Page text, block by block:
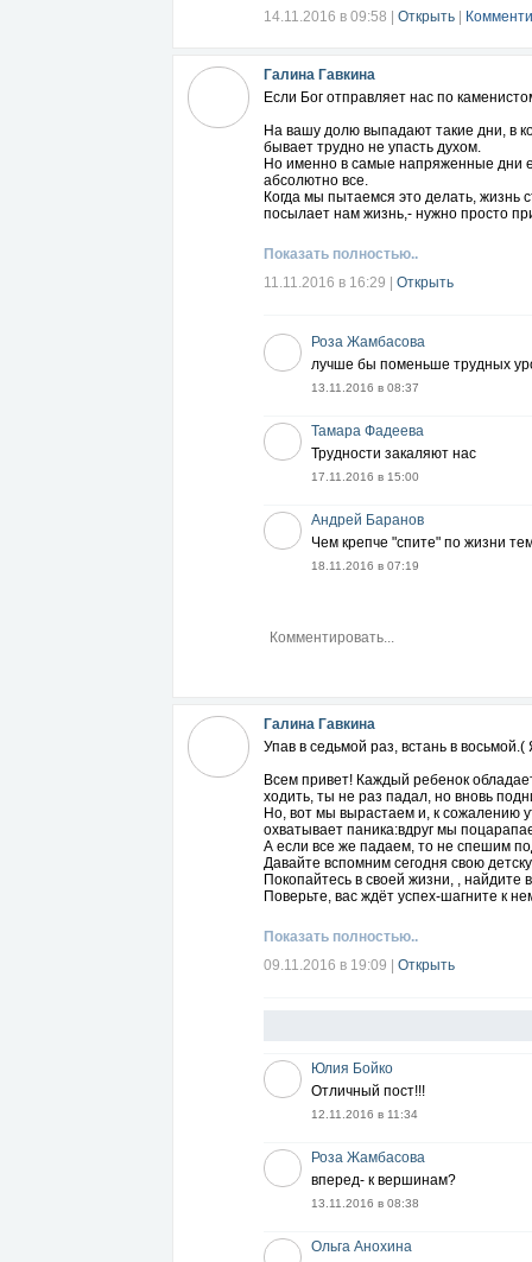
14.11.2016 в 09:58
Открыть
Галина Гавкина
Если Бог отправляет нас по
На вашу долю выпадают такие дни, в
бывает трудно не упасть духом.
Но именно в самые напряженные дни
абсолютно все.
Когда мы пытаемся это делать, жизнь
посылает нам жизнь,- нужно просто
Показать полностью..
11.11.2016 в 16:29
Открыть
Роза Жамбасова
лучше бы поменьше трудных
13.11.2016 в 08:37
Тамара Фадеева
Трудности закаляют нас
17.11.2016 в 15:00
Андрей Баранов
Чем крепче "спите" по жизни
18.11.2016 в 07:19
Галина Гавкина
Упав в седьмой раз, встань в
Всем привет! Каждый ребенок
ходить, ты не раз падал, но вновь
Но, вот мы вырастаем и, к сожалению
охватывает паника:вдруг мы
А если все же падаем, то не спешим
Давайте вспомним сегодня свою
Покопайтесь в своей жизни, , найдите
Поверьте, вас ждёт успех-шагните к
Показать полностью..
09.11.2016 в 19:09
Открыть
Юлия Бойко
Отличный пост!!!
12.11.2016 в 11:34
Роза Жамбасова
вперед- к вершинам?
13.11.2016 в 08:38
Ольга Анохина